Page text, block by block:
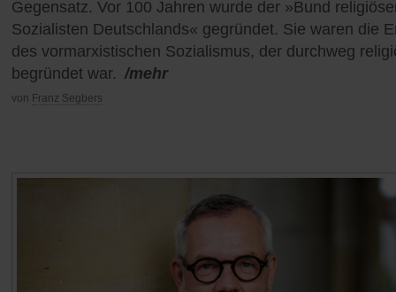
Gegensatz. Vor 100 Jahren wurde der »Bund
Sozialisten Deutschlands« gegründet. Sie waren die
des vormarxistischen Sozialismus, der durchweg
begründet war. /mehr
von Franz Segbers